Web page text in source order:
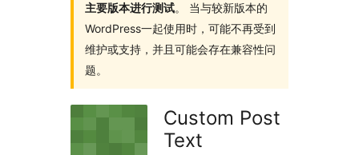
主要版本进行测试。 当与较新版本的
WordPress一起使用时，可能不再受到
维护或支持，并且可能会存在兼容性问
题。
Custom Post
Text